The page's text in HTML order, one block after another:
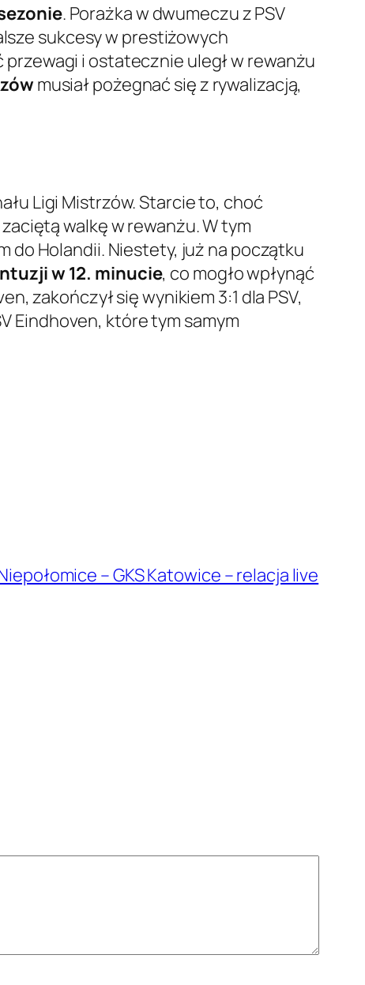
. Porażka w dwumeczu z PSV
sukcesy w prestiżowych
i ostatecznie uległ w rewanżu
musiał pożegnać się z rywalizacją,
Ligi Mistrzów. Starcie to, choć
walkę w rewanżu. W tym
do Holandii. Niestety, już na początku
w 12. minucie, co mogło wpłynąć
zakończył się wynikiem 3:1 dla PSV,
Eindhoven, które tym samym
– GKS Katowice – relacja live